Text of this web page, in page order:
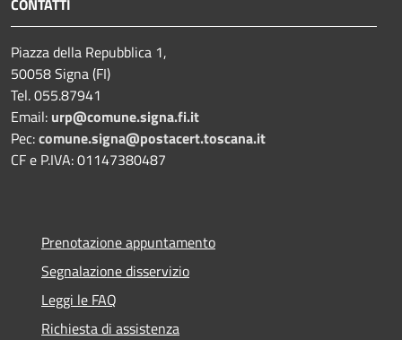
Piazza della Repubblica 1,
50058 Signa (FI)
Tel. 055.87941
Email: urp@comune.signa.fi.it
Pec:comune.signa@postacert.toscana.it
CF e P.IVA: 01147380487
Prenotazione appuntamento
Segnalazione disservizio
Leggi le FAQ
Richiesta di assistenza